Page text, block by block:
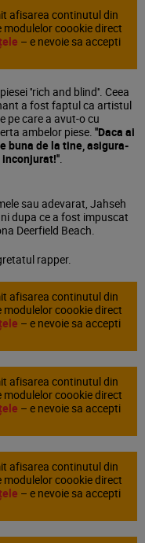
afisarea continutul din
coookie direct
– e nevoie sa accepti
''rich and blind''. Ceea
a fost faptul ca artistul
pe care a avut-o cu
ambelor piese. ''Daca ai
buna de la tine, asigura-
inconjurat!''.
sau adevarat, Jahseh
dupa ce a fost impuscat
Deerfield Beach.
rapper.
afisarea continutul din
coookie direct
– e nevoie sa accepti
afisarea continutul din
coookie direct
– e nevoie sa accepti
afisarea continutul din
coookie direct
– e nevoie sa accepti